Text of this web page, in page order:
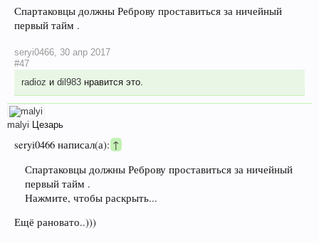
Спартаковцы должны Реброву проставиться за ничейный
первый тайм .
seryi0466 30 апр 2017
#47
radioz и dil983 нравится это.
malyi Цезарь
seryi0466 написал(а):↑
Спартаковцы должны Реброву проставиться за ничейный
первый тайм .
Нажмите, чтобы раскрыть...
Ещё рановато..)))